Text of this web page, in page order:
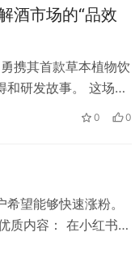
酒市场的“品效
携其首款草本植物饮
研发故事。 这场名
in广州周」系列活动
0 0
望能够快速涨粉。
质内容： 在小红书